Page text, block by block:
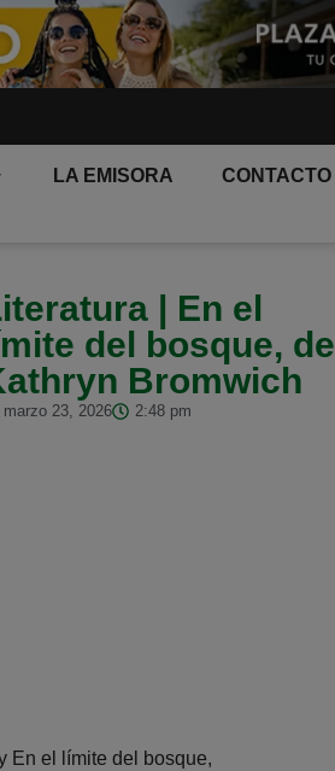
LA EMISORA CONTACTO
| En el
del bosque, de
Bromwich
marzo 23, 2026 2:48 pm
En el límite del bosque,